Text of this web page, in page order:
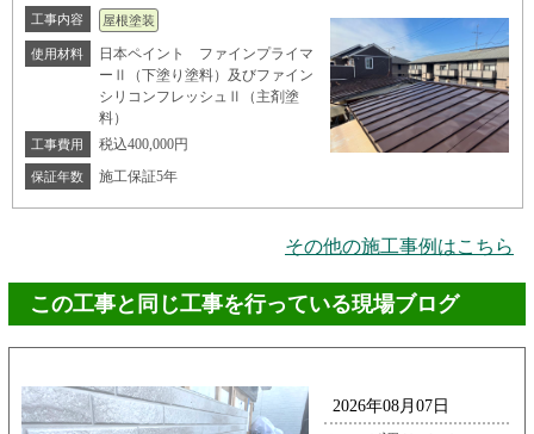
工事内容 屋根塗装
使用材料
日本ペイント ファインプライマ
ーⅡ（下塗り塗料）及びファイン
シリコンフレッシュⅡ（主剤塗
料）
工事費用 税込400,000円
保証年数 施工保証5年
その他の施工事例はこちら
この工事と同じ工事を行っている現場ブログ
2026年08月07日